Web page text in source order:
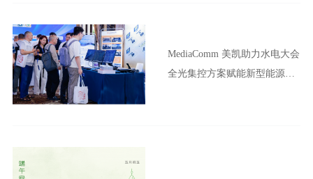
MediaComm 美凯助力水电大会
全光集控方案赋能新型能源体